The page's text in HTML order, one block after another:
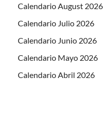
Calendario August 2026
Calendario Julio 2026
Calendario Junio 2026
Calendario Mayo 2026
Calendario Abril 2026